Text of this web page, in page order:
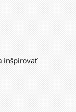
inšpirovať